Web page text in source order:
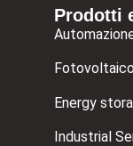
Prodotti
Fotovoltaico
Energy
Industrial